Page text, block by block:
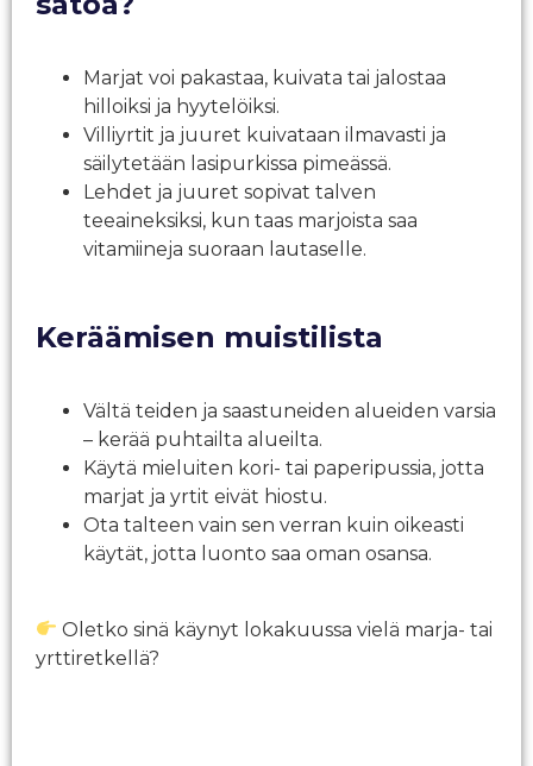
Marjat voi pakastaa, kuivata tai jalostaa
hilloiksi ja hyytelöiksi.
Villiyrtit ja juuret kuivataan ilmavasti ja
säilytetään lasipurkissa pimeässä.
Lehdet ja juuret sopivat talven
teeaineksiksi, kun taas marjoista saa
vitamiineja suoraan lautaselle.
Keräämisen muistilista
Vältä teiden ja saastuneiden alueiden varsia
– kerää puhtailta alueilta.
Käytä mieluiten kori- tai paperipussia, jotta
marjat ja yrtit eivät hiostu.
Ota talteen vain sen verran kuin oikeasti
käytät, jotta luonto saa oman osansa.
Oletko sinä käynyt lokakuussa vielä marja- tai
yrttiretkellä?